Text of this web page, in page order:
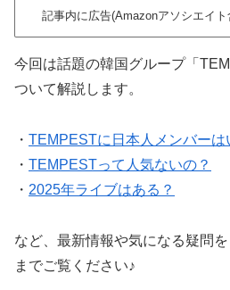
記事内に広告(Amazonアソシエイト
今回は話題の韓国グループ「
ついて解説します。
・ TEMPESTに日本人メンバーは
・ TEMPESTって人気ないの？
・ 2025年ライブはある？
など、最新情報や気になる疑問
までご覧ください♪